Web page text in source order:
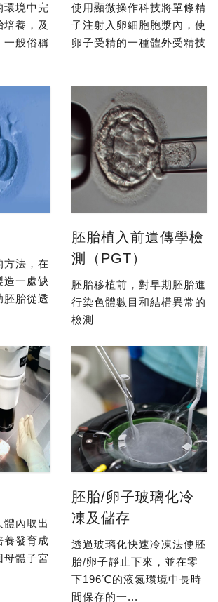
環境中完
培養，及
一般俗稱
使用顯微操作科技將單條精
子注射入卵細胞胞漿內，使
卵子受精的一種體外受精技
方法，在
造一處缺
胚胎從透
胚胎植入前遺傳學檢
測（PGT）
胚胎移植前，對早期胚胎進
行染色體數目和結構異常的
檢測
體內取出
養發育成
母體子宮
胚胎/卵子玻璃化冷
凍及儲存
透過玻璃化快速冷凍法使胚
胎/卵子靜止下來，並在零
下196℃的液氮環境中長時
間保存的一...